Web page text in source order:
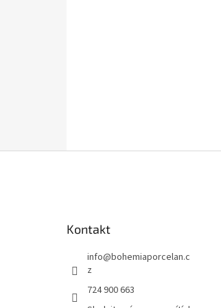
Kontakt
info@bohemiaporcelan.c
z
724 900 663